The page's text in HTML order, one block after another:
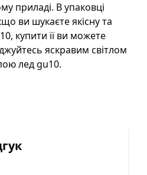
приладі. В упаковці
ви шукаєте якісну та
купити її ви можете
яскравим світлом
лед gu10.